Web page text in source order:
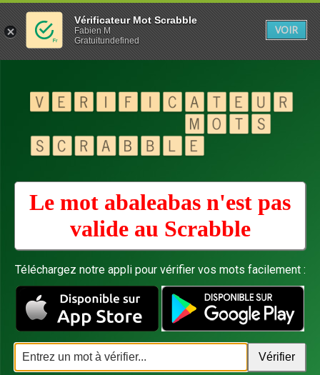
Le mot abaleabas n'est pas
valide au Scrabble
Téléchargez notre appli pour vérifier vos mots facilement :
Vérificateur Mot Scrabble
Fabien M
Gratuitundefined
VOIR